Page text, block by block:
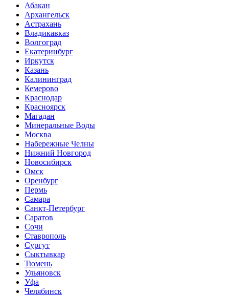
Абакан
Архангельск
Астрахань
Владикавказ
Волгоград
Екатеринбург
Иркутск
Казань
Калининград
Кемерово
Краснодар
Красноярск
Магадан
Минеральные Воды
Москва
Набережные Челны
Нижний Новгород
Новосибирск
Омск
Оренбург
Пермь
Самара
Санкт-Петербург
Саратов
Сочи
Ставрополь
Сургут
Сыктывкар
Тюмень
Ульяновск
Уфа
Челябинск